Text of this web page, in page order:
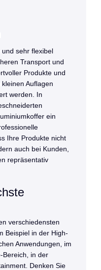
sehr flexibel
Transport und
Produkte und
Auflagen
werden. In
ein
Ihre Produkte nicht
auch bei Kunden,
repräsentativ
verschiedensten
Beispiel in der High-
Anwendungen, im
Bereich, in der
Denken Sie